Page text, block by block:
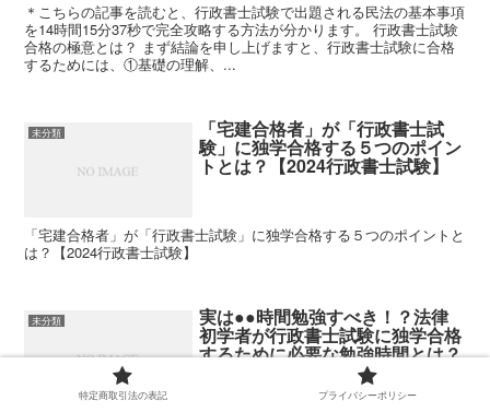
＊こちらの記事を読むと、行政書士試験で出題される民法の基本事項
を14時間15分37秒で完全攻略する方法が分かります。 行政書士試験
合格の極意とは？ まず結論を申し上げますと、行政書士試験に合格
するためには、①基礎の理解、...
未分類 「宅建合格者」が「行政書士試
験」に独学合格する５つのポイン
トとは？【2024行政書士試験】
「宅建合格者」が「行政書士試験」に独学合格する５つのポイントと
は？【2024行政書士試験】
未分類 実は●●時間勉強すべき！？法律
初学者が行政書士試験に独学合格
するために必要な勉強時間とは？
特定商取引法の表記 プライバシーポリシー